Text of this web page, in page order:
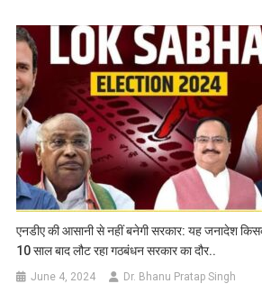
एनडीए की आसानी से नहीं बनेगी सरकार: यह जनादेश
10 साल बाद लौट रहा गठबंधन सरकार का दौर..
June 4, 2024 Dr. Bhanu Pratap Singh